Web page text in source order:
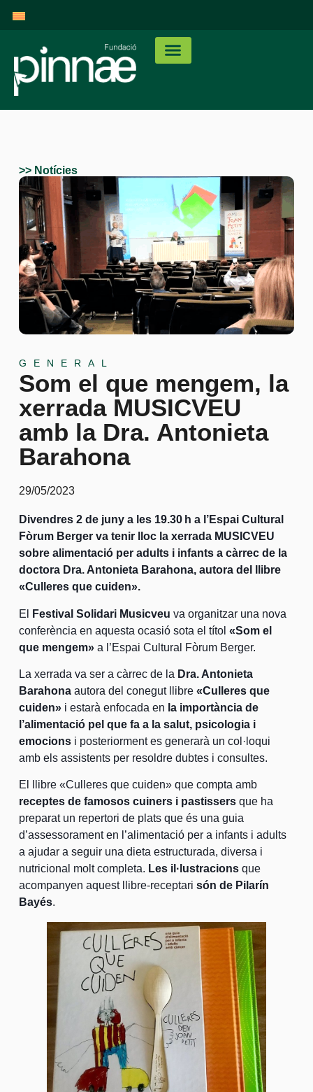
>> Notícies
GENERAL
Som el que mengem, la
xerrada MUSICVEU
amb la Dra. Antonieta
Barahona
29/05/2023
Divendres 2 de juny a les 19.30 h a l’Espai Cultural
Fòrum Berger va tenir lloc la xerrada MUSICVEU
sobre alimentació per adults i infants a càrrec de la
doctora Dra. Antonieta Barahona, autora del llibre
«Culleres que cuiden».
El Festival Solidari Musicveu va organitzar una nova
conferència en aquesta ocasió sota el títol «Som el
que mengem» a l’Espai Cultural Fòrum Berger.
La xerrada va ser a càrrec de la Dra. Antonieta
Barahona autora del conegut llibre «Culleres que
cuiden» i estarà enfocada en la importància de
l’alimentació pel que fa a la salut, psicologia i
emocionsi posteriorment es generarà un col·loqui
amb els assistents per resoldre dubtes i consultes.
El llibre «Culleres que cuiden» que compta amb
receptes de famosos cuiners i pastissersque ha
preparat un repertori de plats que és una guia
d’assessorament en l’alimentació per a infants i adults
a ajudar a seguir una dieta estructurada, diversa i
nutricional molt completa. Les il·lustracionsque
acompanyen aquest llibre-receptari són de Pilarín
Bayés.